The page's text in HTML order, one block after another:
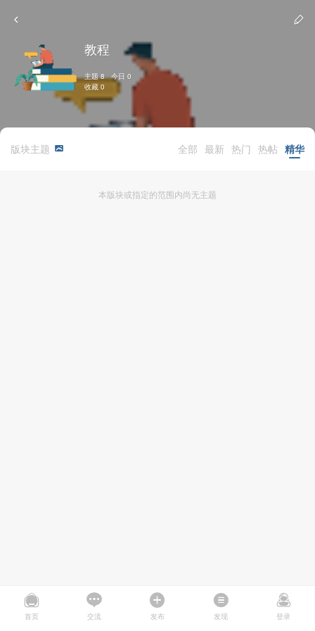
教程
主题 8 今日 0
收藏 0
版块主题 全部 最新 热门 热帖 精华
本版块或指定的范围内尚无主题
首页 交流 发布 发现 登录